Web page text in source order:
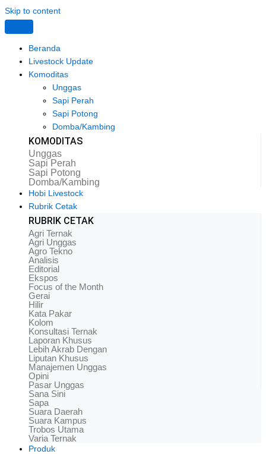
Skip to content
Beranda
Livestock Update
Komoditas
Unggas
Sapi Perah
Sapi Potong
Domba/Kambing
KOMODITAS
Unggas
Sapi Perah
Sapi Potong
Domba/Kambing
Hobi Livestock
Rubrik Cetak
RUBRIK CETAK
Agri Ternak
Agri Unggas
Agro Tekno
Analisis
Editorial
Ekspos
Focus of the Month
Gerai
Hilir
Kata Pakar
Kolom
Konsultasi Ternak
Laporan Khusus
Lebih Akrab Dengan
Liputan Khusus
Manajemen Unggas
Opini
Pasar Unggas
Sana Sini
Sapa
Suara Daerah
Suara Kampus
Trobos Utama
Varia Ternak
Produk